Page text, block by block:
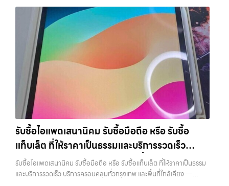
วังหินไม่ว่าคุณจะต้องการ รับซื้อโทรศัพท์, รับซื้อแมคบุค, รับซื้อโน๊ตบุ๊ค, รับ
ซื้อแท็บเล็ต, หรือบริการอื่นๆ เกี่ยวกับสินค้าไอที กรุงเทพฯ – เราพร้อมให้
บริการครบวงจร บริการของเรา เราให้บริการแบบครบวงจรสำหรับลูกค้าที่
ต้องการขายอุปกรณ์ไอที ไม่ว่าจะเป็น: รับซื้อไอโฟน ทุกรุ่น ทั้งเครื่องใหม่และ
เครื่องใช้งานแล้ว รับซื้อไอแพด แท็บเล็ต…
รวดเร็วที่สุด ที่ “รับซื้อขายมือถือ.com” เราเข้าใจดีว่าอุปกรณ์แต่ละชิ้นไม่ใช่
แค่เครื่องใช้ไฟฟ้า แต่เป็นทรัพย์สินที่มีมูลค่า คุณอาจต้องการเปลี่ยนรุ่น หรือ
ต้องการเงินด่วน เราจึงมอบบริการประเมินสภาพเครื่อง ฟรี ปราบปราม
ความยุ่งยากทั้งหลาย โดยเน้น โปร่งใส มั่นใจได้ และจ่ายเงินทันทีเมื่อตกลง
ซื้อขายสำเร็จ บริการของเราครอบคลุมทั้ง iPhone สายใหม่-เก่า,
Samsung ทุกรุ่น, iPad และแท็บเล็ตทุกแบรนด์ เรารับถึงแม้จะอยู่ในสภาพ
ใช้งานแล้ว ตกแต่งแล้ว หรือมีรอยบ้าง เพราะมูลค่าของเครื่องไม่ได้ขึ้นอยู่แค่
ยี่ห้อ แต่ขึ้นอยู่กับสภาพจริง ความครบชุด และความสะดวกในการขายของ
คุณ เราจึงตั้งใจให้บริการในเขต ลาดพร้าว, รัชดา, บางรัก, แจ้งวัฒนะ,
บางแค, วัชรพล, รามอินทรา, บางนา, บางพลี, เกษตรนวมินทร์, เสนานิคม,
วังหิน อย่างเต็มที่ ไม่ว่าคุณจะค้นหาคำว่า “รับซื้อมือถือใกล้ฉัน”, “รับซื้อ
โทรศัพท์มือสองกรุงเทพ”, “ขาย iPad ได้ราคา”, “รับซื้อแท็บเล็ต กรุงเทพ
ถึงที่”, หรือ “รับซื้อ Samsung มือสอง ราคาสูง” — ที่นี่คือคำตอบ เพราะ
บริการของเรามุ่งตรงให้คุณได้รับราคาและความสะดวกสบายที่เหนือกว่า
เลือกเราแล้วคุณจะได้บริการที่คุณไว้วางใจ พร้อมทีมงานที่พร้อมอำนวย
ความสะดวก นัดรับถึงที่ ตรวจสภาพอย่างมืออาชีพ และจ่ายเงินทันที
ทั้งหมดนี้เพื่อให้การขายอุปกรณ์ของคุณเป็นเรื่องง่ายขึ้น ดีกว่า รวดเร็วกว่า
วัชรพล รามอินทรา รับซื้อแท็บเล็ตวัชรพล — รับซื้อมือถือ หรือ รับซื้อ
แท็บเล็ต ที่ให้ราคาเป็นธรรมและบริการรวดเร็ว บริการครอบคลุมทั่วกรุงเทพ
และพื้นที่ใกล้เคียง รับซื้อแท็บเล็ตวัชรพล รับซื้อมือถือ หรือ รับซื้อแท็บเล็ต ที่
ให้ราคาเป็นธรรมและบริการรวดเร็ว บริการครอบคลุมทั่วกรุงเทพ และพื้นที่
ใกล้เคียง รับซื้อ iPhone… รับซื้อแท็บเล็ตวัชรพล รับซื้อ iPhone ทุกรุ่น ให้
ราคาสูง พร้อมจ่ายเงินทันที ประสบการณ์เหนือระดับกับการ รับซื้อไอ
โฟน, รับซื้อไอแพด, รับซื้อมือถือ ยินดีต้อนรับสู่ “รับซื้อขายมือถือ.com”
เว็บไซต์ที่คุณไว้วางใจได้ สำหรับบริการ รับซื้อ มือถือ iPhone, Samsung,
iPad, แท็บเล็ต ทุกยี่ห้อ ให้ราคาสูง พร้อมจ่ายเงินทันที ครอบคลุมพื้นที่
ลาดพร้าว, รัชดา, บางรัก, แจ้งวัฒนะ, บางแค, วัชรพล, รามอินทรา และเขต
กรุงเทพฯ ใกล้ “ใกล้ ฉัน” ที่สุด ในยุคที่สมาร์ทโฟน แท็บเล็ต และอุปกรณ์ไอที
ใหม่ๆ เปลี่ยนรุ่นกันแทบทุกช่วงเวลา อุปกรณ์ที่คุณใช้แล้วอาจกลายเป็นของ
ที่ไม่ได้ใช้งานอยู่เฉยๆ เว็บไซต์ของเราจึงเกิดขึ้นเพื่อเป็นทางเลือกให้คุณ
สามารถเปลี่ยนอุปกรณ์ที่ไม่ใช้แล้วให้กลายเป็นเงินสดได้ทันที ด้วยบริการ รับ
ซื้อไอโฟน, รับซื้อไอแพด, รับซื้อมือถือ, รับซื้อโทรศัพท์, รับซื้อโน๊ตบุ๊ค, รับซื้อ
แท็บเล็ต, รับซื้อสินค้าไอทีกรุงเทพมหานคร อย่างครบวงจร ไม่ว่าคุณจะอยู่
โซนเมืองหรือเขตชานเมือง เรามีทีมงานพร้อมให้บริการถึงที่ในพื้นที่ “ใกล้
รับซื้อไอแพดเสนานิคม รับซื้อมือถือ หรือ รับซื้อ
แท็บเล็ต ที่ให้ราคาเป็นธรรมและบริการรวดเร็ว
บริการครอบคลุมทั่วกรุงเทพ และพื้นที่ใกล้เคียง
รับซื้อไอแพดเสนานิคม รับซื้อมือถือ หรือ รับซื้อแท็บเล็ต ที่ให้ราคาเป็นธรรม
และบริการรวดเร็ว บริการครอบคลุมทั่วกรุงเทพ และพื้นที่ใกล้เคียง —